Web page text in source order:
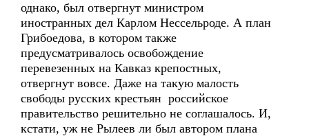
однако, был отвергнут министром
иностранных дел Карлом Нессельроде. А план
Грибоедова, в котором также
предусматривалось освобождение
перевезенных на Кавказ крепостных,
отвергнут вовсе. Даже на такую малость
свободы русских крестьян российское
правительство решительно не соглашалось. И,
кстати, уж не Рылеев ли был автором плана